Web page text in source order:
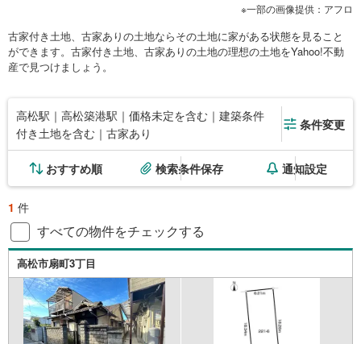
一部の画像提供：アフロ
古家付き土地、古家ありの土地ならその土地に家がある状態を見ること
ができます。古家付き土地、古家ありの土地の理想の土地をYahoo!不動
産で見つけましょう。
高松駅｜高松築港駅｜価格未定を含む｜建築条件
付き土地を含む｜古家あり
条件変更
おすすめ順 検索条件保存 通知設定
1 件
すべての物件をチェックする
高松市扇町3丁目